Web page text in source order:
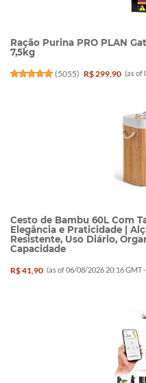
Ração Purina PRO PLAN
7,5kg
(5055) R$ 299,90 (as of
Cesto de Bambu 60L Com
Elegância e Praticidade |
Resistente, Uso Diário,
Capacidade
R$ 41,90 (as of 06/08/2026 20:16 GMT